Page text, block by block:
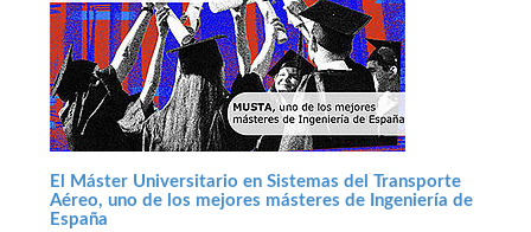
El Máster Universitario en Sistemas del Transporte
Aéreo, uno de los mejores másteres de Ingeniería de
España